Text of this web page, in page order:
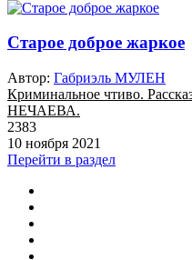
Старое доброе жаркое
Автор: Габриэль МУЛЕН
Криминальное чтиво.
НЕЧАЕВА.
2383
10 ноября 2021
Перейти в раздел